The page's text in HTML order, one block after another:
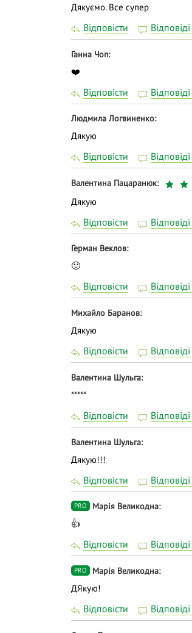
Дякуємо. Все супер
Відповісти Відповіді
Ганна Чоп
❤️
Відповісти Відповіді
Людмила Логвиненко
Дякую
Відповісти Відповіді
Валентина Пацаранюк
Дякую
Відповісти Відповіді
Герман Веклов
🙂
Відповісти Відповіді
Михайло Баранов
Дякую
Відповісти Відповіді
Валентина Шульга
*****
Відповісти Відповіді
Валентина Шульга
Дякую!!!
Відповісти Відповіді
PRO Марія Великодна
👍
Відповісти Відповіді
PRO Марія Великодна
ДЯкую!
Відповісти Відповіді